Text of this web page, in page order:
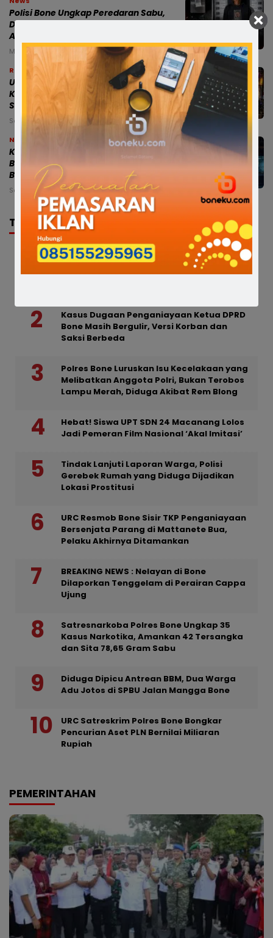
Polisi Bone Ungkap Peredaran Sabu,
Dua Terduga Pelaku Diamankan di
Awangpone
Minggu, 9 Agu 2026 - 01:01 WITA
Ragam
URC Sat Reskrim Polres Bone Rangkul
Komunitas Motor, Papalimbad
Sampaikan Pesan Kamtibmas
Sabtu, 8 Agu 2026 - 23:58 WITA
News
Kepsek SMPN 5 Bone Buka Suara:
Berada di Prancis untuk Diplomasi
Budaya, Sekolah Tetap Dipantau
Sabtu, 8 Agu 2026 - 21:48 WITA
TRENDING
Pasca Terlibat Kecelakaan, Anggota
Polres Bone Diperiksa Propam Dan Sudah
Kasus Dugaan Penganiayaan Ketua DPRD
Bone Masih Bergulir, Versi Korban dan
Saksi Berbeda
Polres Bone Luruskan Isu Kecelakaan yang
Melibatkan Anggota Polri, Bukan Terobos
Lampu Merah, Diduga Akibat Rem Blong
Hebat! Siswa UPT SDN 24 Macanang Lolos
Jadi Pemeran Film Nasional ‘Akal Imitasi’
Tindak Lanjuti Laporan Warga, Polisi
Gerebek Rumah yang Diduga Dijadikan
Lokasi Prostitusi
URC Resmob Bone Sisir TKP Penganiayaan
Bersenjata Parang di Mattanete Bua,
Pelaku Akhirnya Ditamankan
BREAKING NEWS : Nelayan di Bone
Dilaporkan Tenggelam di Perairan Cappa
Ujung
Satresnarkoba Polres Bone Ungkap 35
Kasus Narkotika, Amankan 42 Tersangka
dan Sita 78,65 Gram Sabu
Diduga Dipicu Antrean BBM, Dua Warga
Adu Jotos di SPBU Jalan Mangga Bone
URC Satreskrim Polres Bone Bongkar
Pencurian Aset PLN Bernilai Miliaran
Rupiah
PEMERINTAHAN